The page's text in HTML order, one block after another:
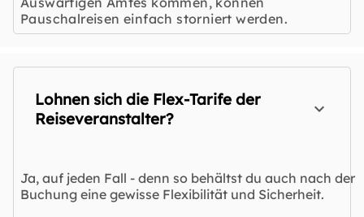
Pauschalreisen einfach storniert werden.
Lohnen sich die Flex-Tarife der
Reiseveranstalter?
Ja, auf jeden Fall - denn so behältst du auch nach der
Buchung eine gewisse Flexibilität und Sicherheit.